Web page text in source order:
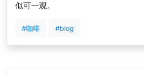
似可一观。
#咖啡 #blog